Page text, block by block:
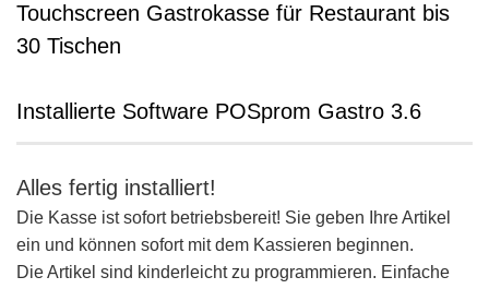
Touchscreen Gastrokasse für Restaurant bis
30 Tischen
Installierte Software POSprom Gastro 3.6
Alles fertig installiert!
Die Kasse ist sofort betriebsbereit! Sie geben Ihre Artikel
ein und können sofort mit dem Kassieren beginnen.
Die Artikel sind kinderleicht zu programmieren. Einfache